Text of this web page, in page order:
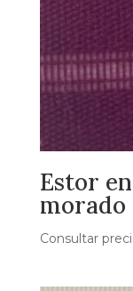
Estor
morado
Consultar